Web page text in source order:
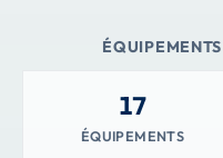
17
ÉQUIPEMENTS